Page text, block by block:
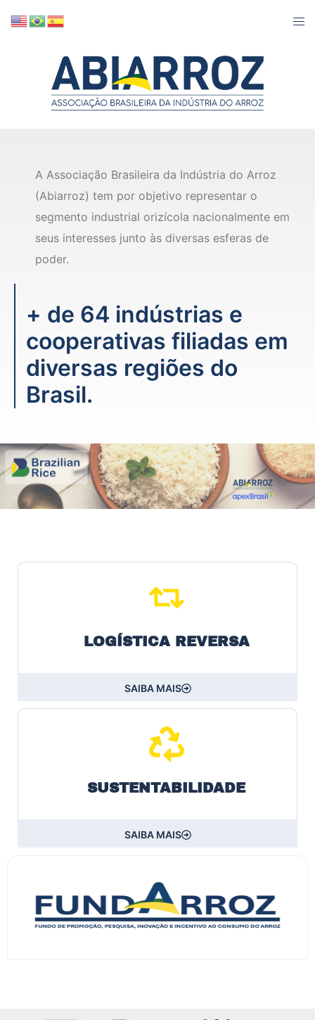
A Associação Brasileira da Indústria do Arroz
(Abiarroz) tem por objetivo representar o
segmento industrial orizícola nacionalmente em
seus interesses junto às diversas esferas de
poder.
+ de 64 indústrias e
cooperativas filiadas em
diversas regiões do
Brasil.
LOGÍSTICA REVERSA
SAIBA MAIS
SUSTENTABILIDADE
SAIBA MAIS